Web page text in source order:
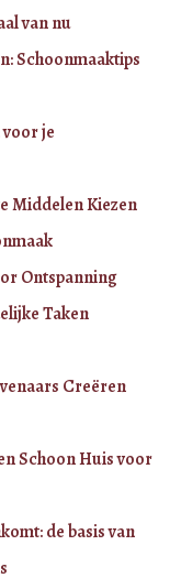
van nu
Schoonmaaktips
je
Middelen Kiezen
Ontspanning
Taken
Creëren
Schoon Huis voor
de basis van